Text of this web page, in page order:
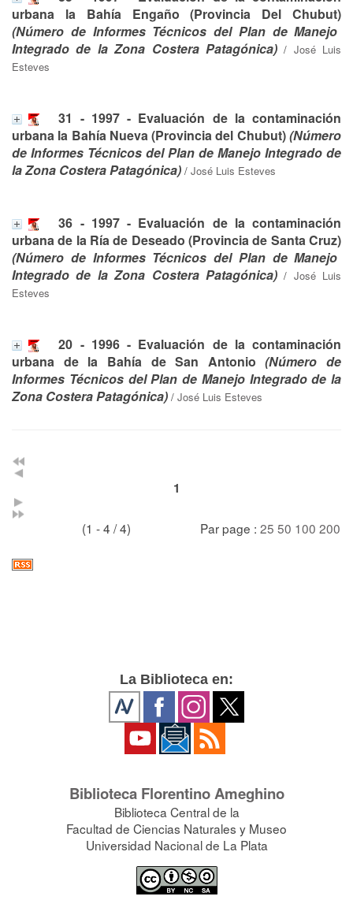
urbana la Bahía Engaño (Provincia Del Chubut)
(Número de Informes Técnicos del Plan de Manejo
Integrado de la Zona Costera Patagónica)/ José Luis
Esteves
31 - 1997 - Evaluación de la contaminación
urbana la Bahía Nueva (Provincia del Chubut)(Número
de Informes Técnicos del Plan de Manejo Integrado de
la Zona Costera Patagónica) / José Luis Esteves
36 - 1997 - Evaluación de la contaminación
urbana de la Ría de Deseado (Provincia de Santa Cruz)
(Número de Informes Técnicos del Plan de Manejo
Integrado de la Zona Costera Patagónica)/ José Luis
Esteves
20 - 1996 - Evaluación de la contaminación
urbana de la Bahía de San Antonio (Número de
Informes Técnicos del Plan de Manejo Integrado de la
Zona Costera Patagónica) / José Luis Esteves
1
(1 - 4 / 4) Par page : 25 50 100 200
La Biblioteca en:
Biblioteca Florentino Ameghino
Biblioteca Central de la
Facultad de Ciencias Naturales y Museo
Universidad Nacional de La Plata